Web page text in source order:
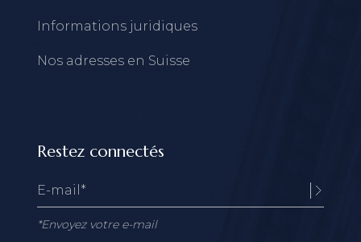
Informations juridiques
Nos adresses en Suisse
Restez connectés
*Envoyez votre e-mail